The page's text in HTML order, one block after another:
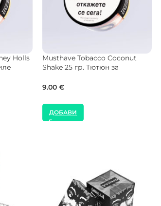
за
NEW
Holster Tobacco Aqua De Luna
ДОБАВИ